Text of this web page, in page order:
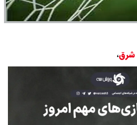
شرق،